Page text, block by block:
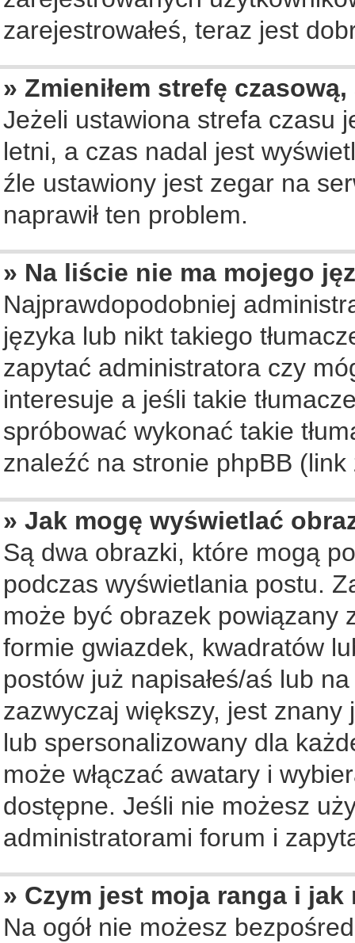
zarejestrowałeś, teraz jest
» Zmieniłem strefę
Jeżeli ustawiona strefa czasu
letni, a czas nadal jest
źle ustawiony jest zegar na
naprawił ten problem.
» Na liście nie ma mojego
Najprawdopodobniej
języka lub nikt takiego
zapytać administratora czy
interesuje a jeśli takie
spróbować wykonać takie
znaleźć na stronie phpBB
» Jak mogę wyświetlać
Są dwa obrazki, które mogą
podczas wyświetlania postu.
może być obrazek powiązany
formie gwiazdek, kwadratów
postów już napisałeś/aś lub
zazwyczaj większy, jest
lub spersonalizowany dla
może włączać awatary i
dostępne. Jeśli nie możesz
administratorami forum i
» Czym jest moja ranga i
Na ogół nie możesz